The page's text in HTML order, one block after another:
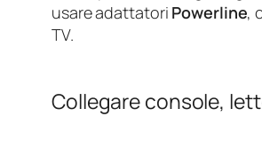
usare adattatori Powerline,
TV.
Collegare console,